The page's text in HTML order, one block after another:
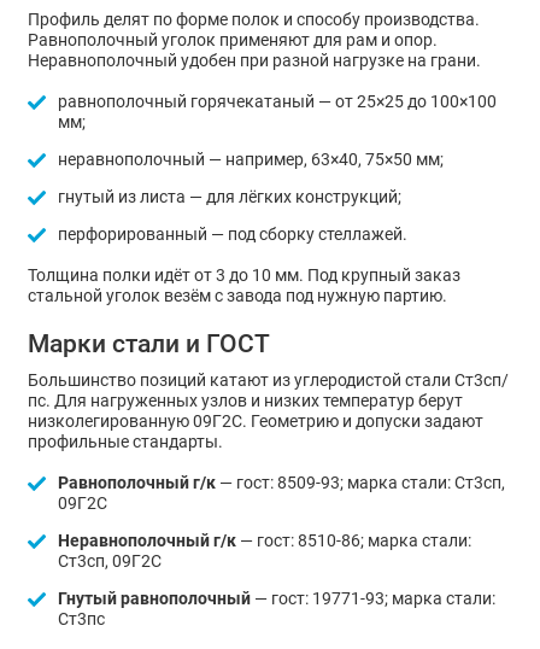
Профиль делят по форме полок и способу производства.
Равнополочный уголок применяют для рам и опор.
Неравнополочный удобен при разной нагрузке на грани.
равнополочный горячекатаный — от 25×25 до 100×100
мм;
неравнополочный — например, 63×40, 75×50 мм;
гнутый из листа — для лёгких конструкций;
перфорированный — под сборку стеллажей.
Толщина полки идёт от 3 до 10 мм. Под крупный заказ
стальной уголок везём с завода под нужную партию.
Марки стали и ГОСТ
Большинство позиций катают из углеродистой стали Ст3сп/
пс. Для нагруженных узлов и низких температур берут
низколегированную 09Г2С. Геометрию и допуски задают
профильные стандарты.
Равнополочный г/к— гост: 8509-93; марка стали: Ст3сп,
09Г2С
Неравнополочный г/к— гост: 8510-86; марка стали:
Ст3сп, 09Г2С
Гнутый равнополочный— гост: 19771-93; марка стали:
Ст3пс